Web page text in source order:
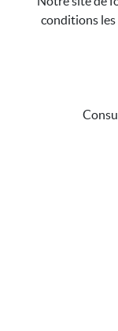
conditions les